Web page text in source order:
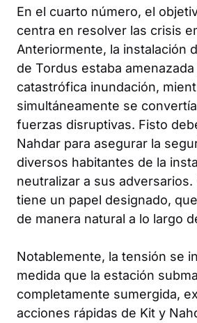
En el cuarto número, el
centra en resolver las crisis
Anteriormente, la instalación
de Tordus estaba
catastrófica inundación,
simultáneamente se
fuerzas disruptivas. Fisto
Nahdar para asegurar la
diversos habitantes de la
neutralizar a sus adversarios.
tiene un papel designado,
de manera natural a lo largo
Notablemente, la tensión se
medida que la estación
completamente sumergida,
acciones rápidas de Kit y